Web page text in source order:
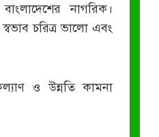
নাগরিক।
চরিত্র ভালো এবং
ও উন্নতি কামনা